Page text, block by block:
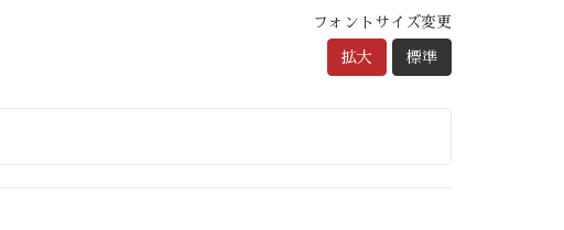
フォントサイズ変更
標準
拡大